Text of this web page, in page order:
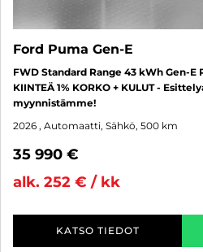
Ford Puma Gen-E
FWD Standard Range 43 kWh Gen-
KIINTEÄ 1% KORKO + KULUT -
myynnistämme!
2026 , Automaatti, Sähkö, 500 km
35 990 €
alk. 252 € / kk
KATSO TIEDOT